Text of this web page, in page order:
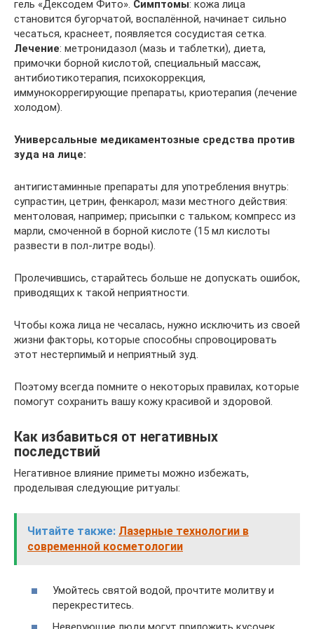
гель «Дексодем Фито». Симптомы: кожа лица
становится бугорчатой, воспалённой, начинает сильно
чесаться, краснеет, появляется сосудистая сетка.
Лечение: метронидазол (мазь и таблетки), диета,
примочки борной кислотой, специальный массаж,
антибиотикотерапия, психокоррекция,
иммунокоррегирующие препараты, криотерапия (лечение
холодом).
Универсальные медикаментозные средства против
зуда на лице:
антигистаминные препараты для употребления внутрь:
супрастин, цетрин, фенкарол; мази местного действия:
ментоловая, например; присыпки с тальком; компресс из
марли, смоченной в борной кислоте (15 мл кислоты
развести в пол-литре воды).
Пролечившись, старайтесь больше не допускать ошибок,
приводящих к такой неприятности.
Чтобы кожа лица не чесалась, нужно исключить из своей
жизни факторы, которые способны спровоцировать
этот нестерпимый и неприятный зуд.
Поэтому всегда помните о некоторых правилах, которые
помогут сохранить вашу кожу красивой и здоровой.
Как избавиться от негативных
последствий
Негативное влияние приметы можно избежать,
проделывая следующие ритуалы:
Читайте также: Лазерные технологии в
современной косметологии
Умойтесь святой водой, прочтите молитву и
перекреститесь.